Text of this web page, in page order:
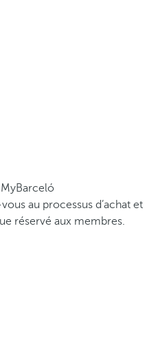
au processus d’achat et
réservé aux membres.